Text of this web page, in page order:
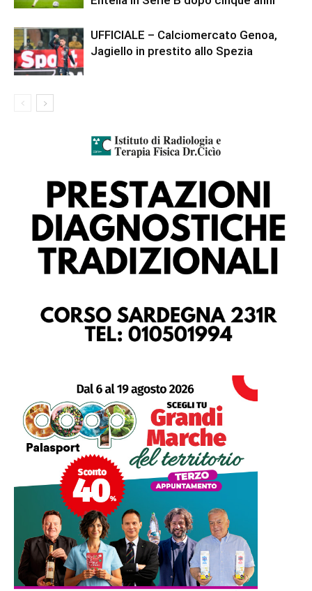
UFFICIALE – Calciomercato Genoa,
Jagiello in prestito allo Spezia